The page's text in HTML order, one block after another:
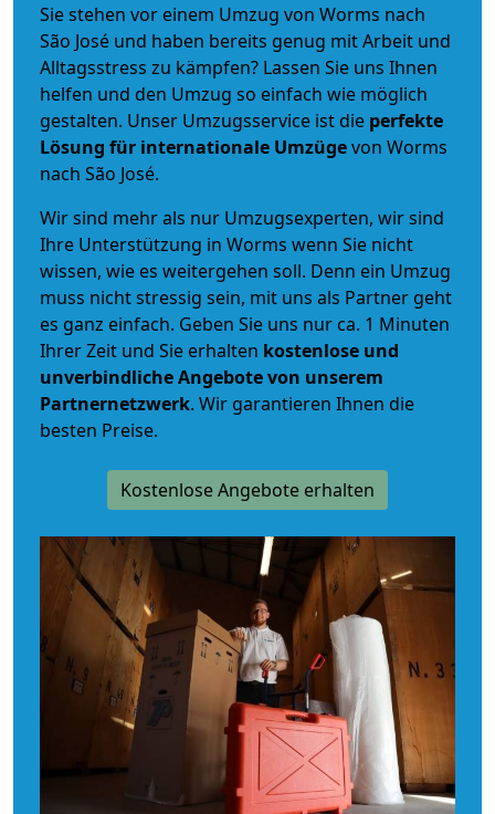
Sie stehen vor einem Umzug von Worms nach
São José und haben bereits genug mit Arbeit und
Alltagsstress zu kämpfen? Lassen Sie uns Ihnen
helfen und den Umzug so einfach wie möglich
gestalten. Unser Umzugsservice ist die perfekte
Lösung für internationale Umzügevon Worms
nach São José.
Wir sind mehr als nur Umzugsexperten, wir sind
Ihre Unterstützung in Worms wenn Sie nicht
wissen, wie es weitergehen soll. Denn ein Umzug
muss nicht stressig sein, mit uns als Partner geht
es ganz einfach. Geben Sie uns nur ca. 1 Minuten
Ihrer Zeit und Sie erhalten kostenlose und
unverbindlicheAngebote von unserem
Partnernetzwerk. Wir garantieren Ihnen die
besten Preise.
Kostenlose Angebote erhalten